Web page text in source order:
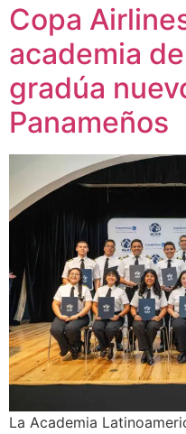
Copa
academia
gradúa
Panameños
La Academia